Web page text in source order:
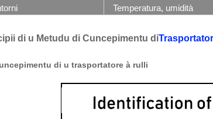
Temperatura, umidità
di u Metudu di Cuncepimentu di
di u trasportatore à rulli